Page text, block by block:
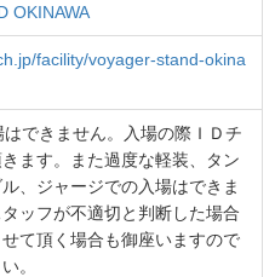
OKINAWA
facility/voyager-stand-okina
できません。入場の際ＩＤチ
ます。また過度な軽装、タン
、ジャージでの入場はできま
ッフが不適切と判断した場合
て頂く場合も御座いますので
。